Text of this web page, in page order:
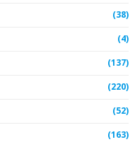
(38)
(4)
(137)
(220)
(52)
(163)